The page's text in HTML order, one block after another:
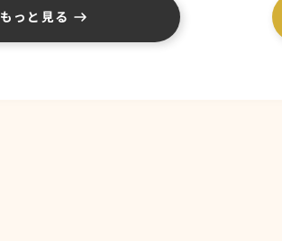
もっと見る